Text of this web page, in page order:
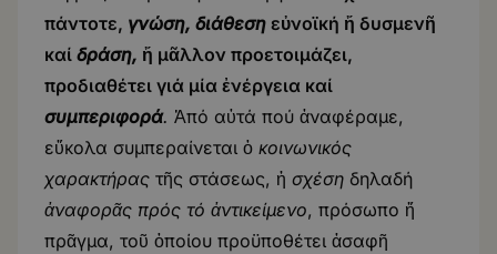
πάντοτε, γνώση, διάθεση εὐνοϊκή ἤ δυσμενῆ
καί δράση, ἤ μᾶλλον προετοιμάζει,
προδιαθέτει γιά μία ἐνέργεια καί
συμπεριφορά. Ἀπό αὐτά πού ἀναφέραμε,
εὔκολα συμπεραίνεται ὁ κοινωνικός
χαρακτήρας τῆς στάσεως, ἡ σχέση δηλαδή
ἀναφορᾶς πρός τό ἀντικείμενο, πρόσωπο ἤ
πρᾶγμα, τοῦ ὁποίου προϋποθέτει ἀσαφῆ